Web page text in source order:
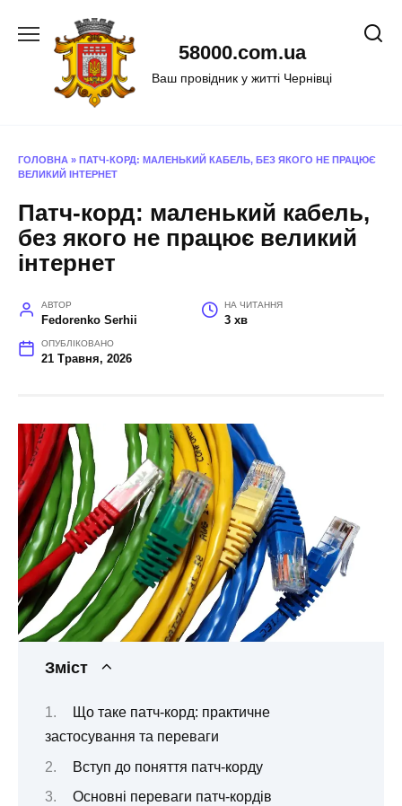
58000.com.ua
Ваш провідник у житті Чернівці
ГОЛОВНА » ПАТЧ-КОРД: МАЛЕНЬКИЙ КАБЕЛЬ, БЕЗ ЯКОГО НЕ ПРАЦЮЄ
ВЕЛИКИЙ ІНТЕРНЕТ
Патч-корд: маленький кабель,
без якого не працює великий
інтернет
АВТОР
Fedorenko Serhii
НА ЧИТАННЯ
3 хв
ОПУБЛІКОВАНО
21 Травня, 2026
Зміст
Що таке патч-корд: практичне
застосування та переваги
Вступ до поняття патч-корду
Основні переваги патч-кордів